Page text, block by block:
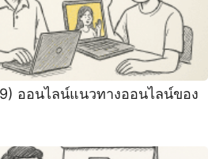
ออนไลน์แนวทางออนไลน์ของ